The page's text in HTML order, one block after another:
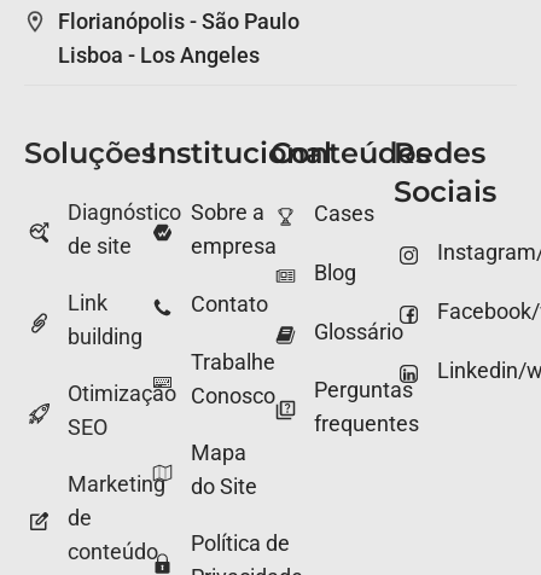
Florianópolis - São Paulo
Lisboa - Los Angeles
Soluções
Diagnóstico
de site
Link
building
Otimização
SEO
Marketing
de
conteúdo
Institucional
Sobre a
empresa
Contato
Trabalhe
Conosco
Mapa
do Site
Política de
Conteúdos
Cases
Blog
Glossário
Perguntas
frequentes
Redes
Sociais
Linkedin/